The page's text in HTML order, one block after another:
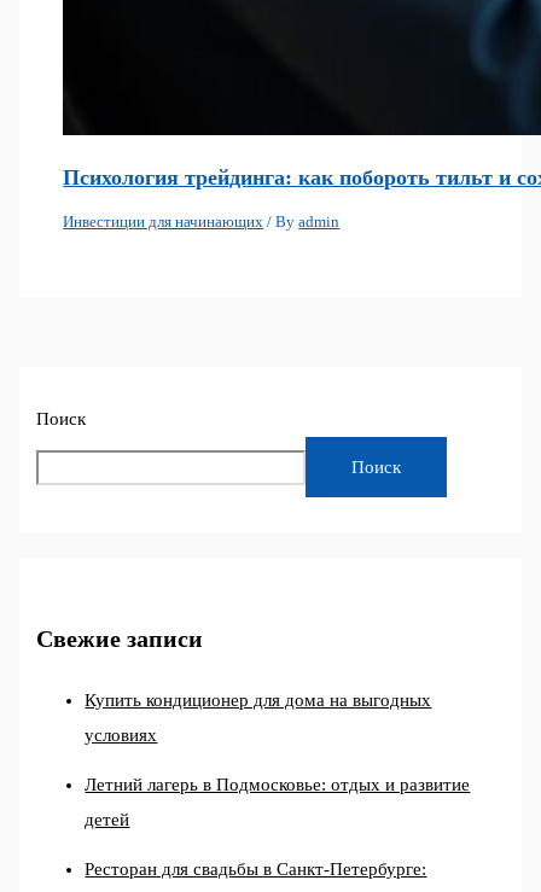
Психология трейдинга: как побороть тильт и
Инвестиции для начинающих / Byadmin
Поиск
Поиск
Свежие записи
Купить кондиционер для дома на выгодных
условиях
Летний лагерь в Подмосковье: отдых и развитие
детей
Ресторан для свадьбы в Санкт-Петербурге: